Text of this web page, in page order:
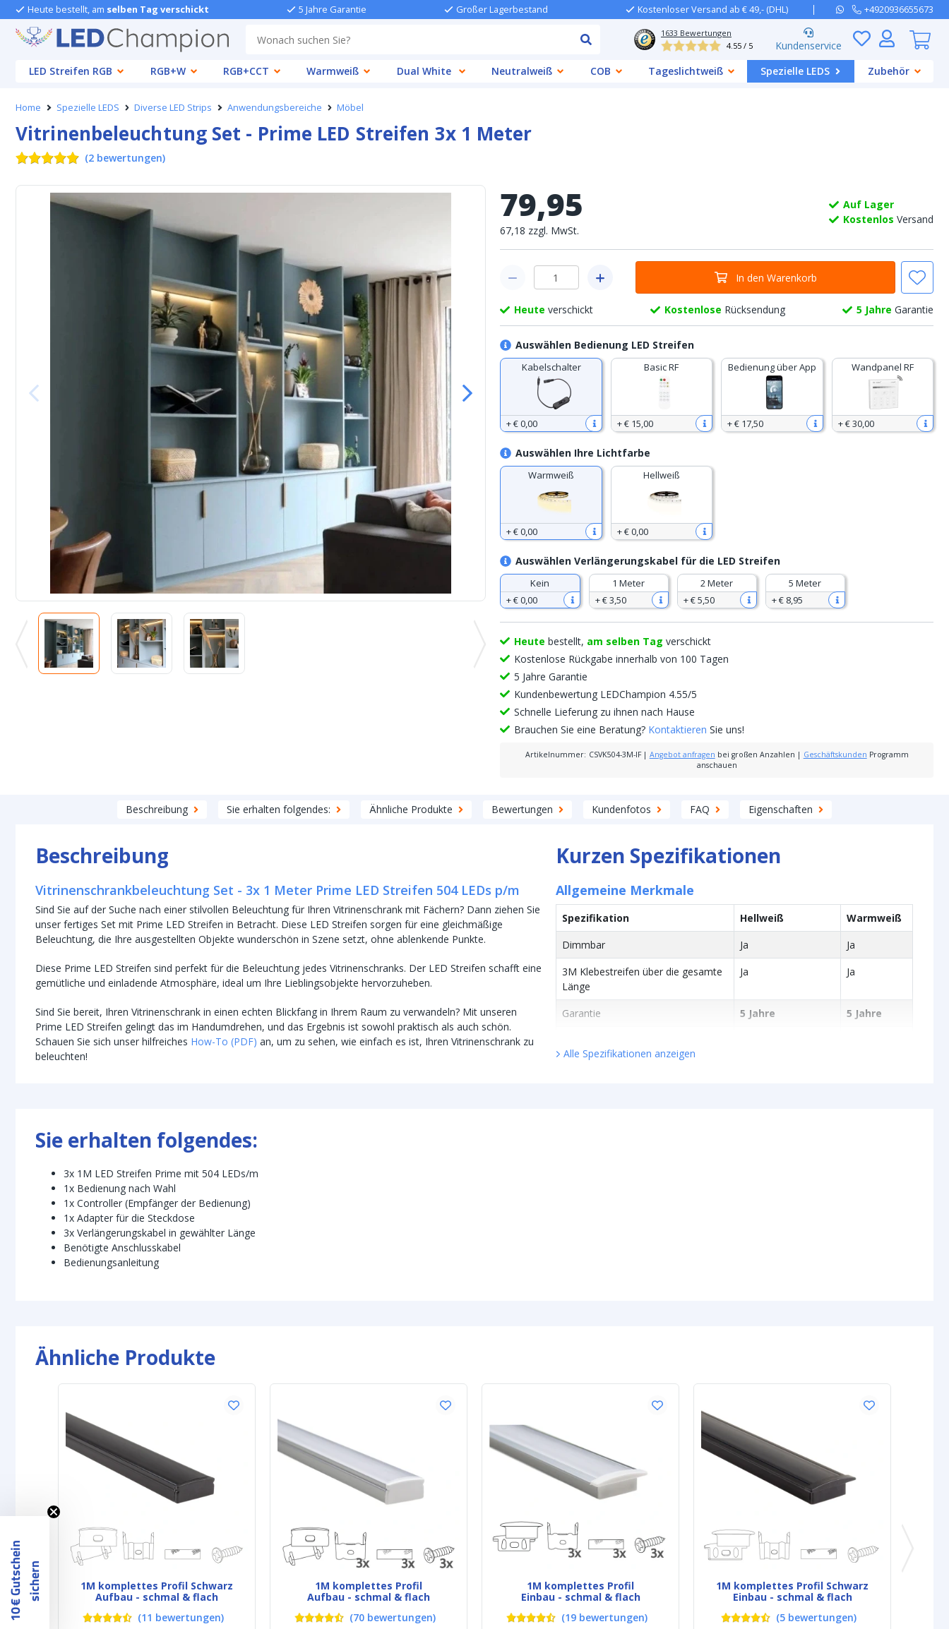
Heute bestellt, am selben Tag verschickt 5 Jahre Garantie Großer Lagerbestand Kostenloser Versand ab € 49,- (DHL) +4920936655673
1633 Bewertungen
4.55 / 5
Kundenservice
LED Streifen RGB
RGB+W RGB+CCT Warmweiß Dual White Neutralweiß COB Tageslichtweiß Spezielle LEDS Zubehör
Home Spezielle LEDS Diverse LED Strips Anwendungsbereiche Möbel
Vitrinenbeleuchtung Set - Prime LED Streifen 3x 1 Meter
(2 bewertungen)
79,95
67,18 zzgl. MwSt.
Auf Lager
Kostenlos Versand
In den Warenkorb
Heute verschickt Kostenlose Rücksendung 5 Jahre Garantie
Auswählen Bedienung LED Streifen
Kabelschalter
+€ 0,00
Basic RF
+€ 15,00
Bedienung über App
+€ 17,50
Wandpanel RF
+€ 30,00
Auswählen Ihre Lichtfarbe
Warmweiß
+€ 0,00
Hellweiß
+€ 0,00
Auswählen Verlängerungskabel für die LED Streifen
Kein
+€ 0,00
1 Meter
+€ 3,50
2 Meter
+€ 5,50
5 Meter
+€ 8,95
Heute bestellt, am selben Tagverschickt
Kostenlose Rückgabe innerhalb von 100 Tagen
5 Jahre Garantie
Kundenbewertung LEDChampion 4.55/5
Schnelle Lieferung zu ihnen nach Hause
Brauchen Sie eine Beratung? Kontaktieren Sie uns!
Artikelnummer: CSVK504-3M-IF| Angebot anfragen bei großen Anzahlen | Geschäftskunden Programm
anschauen
Beschreibung Sie erhalten folgendes: Ähnliche Produkte Bewertungen Kundenfotos FAQ Eigenschaften
Beschreibung
Vitrinenschrankbeleuchtung Set - 3x 1 Meter Prime LED Streifen 504 LEDs p/m
Sind Sie auf der Suche nach einer stilvollen Beleuchtung für Ihren Vitrinenschrank mit Fächern? Dann ziehen Sie
unser fertiges Set mit Prime LED Streifen in Betracht. Diese LED Streifen sorgen für eine gleichmäßige
Beleuchtung, die Ihre ausgestellten Objekte wunderschön in Szene setzt, ohne ablenkende Punkte.
Diese Prime LED Streifen sind perfekt für die Beleuchtung jedes Vitrinenschranks. Der LED Streifen schafft eine
gemütliche und einladende Atmosphäre, ideal um Ihre Lieblingsobjekte hervorzuheben.
Sind Sie bereit, Ihren Vitrinenschrank in einen echten Blickfang in Ihrem Raum zu verwandeln? Mit unseren
Prime LED Streifen gelingt das im Handumdrehen, und das Ergebnis ist sowohl praktisch als auch schön.
Schauen Sie sich unser hilfreiches How-To (PDF) an, um zu sehen, wie einfach es ist, Ihren Vitrinenschrank zu
beleuchten!
Kurzen Spezifikationen
Allgemeine Merkmale
Spezifikation Hellweiß
Warmweiß
Dimmbar
Ja
Ja
3M Klebestreifen über die gesamte
Länge
Ja Ja
Garantie 5 Jahre
5 Jahre
Warmweiß
1186 lm
Watt - Leistung pro m
13W
Lumen pro Watt
91 lm
67,8 lm
Spannung (DC)
12V
Alle Spezifikationen anzeigen
Sie erhalten folgendes:
3x 1M LED Streifen Prime mit 504 LEDs/m
1x Bedienung nach Wahl
1x Controller (Empfänger der Bedienung)
1x Adapter für die Steckdose
3x Verlängerungskabel in gewählter Länge
Benötigte Anschlusskabel
Bedienungsanleitung
Ähnliche Produkte
1M komplettes Profil Schwarz
Aufbau - schmal & flach
(11 bewertungen)
1M komplettes Profil
Aufbau - schmal & flach
(70 bewertungen)
1M komplettes Profil
Einbau - schmal & flach
(19 bewertungen)
1M komplettes Profil Schwarz
Einbau - schmal & flach
(5 bewertungen)
1
0
€
G
u
t
s
c
h
e
i
n
s
i
c
h
e
r n